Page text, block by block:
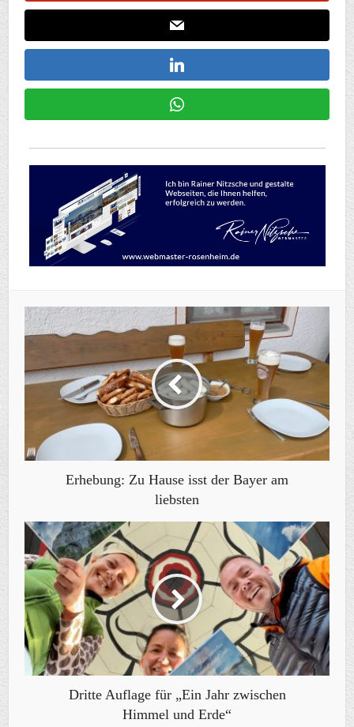
Erhebung: Zu Hause isst der Bayer am
liebsten
Dritte Auflage für „Ein Jahr zwischen
Himmel und Erde“